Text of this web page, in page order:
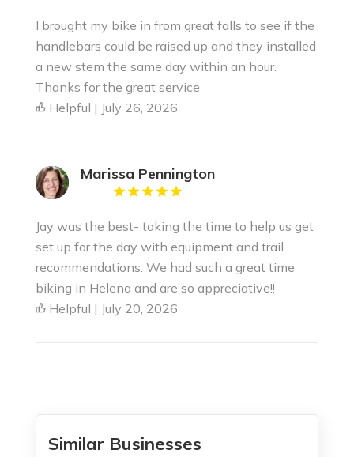
I brought my bike in from great falls to see if the
handlebars could be raised up and they installed
a new stem the same day within an hour.
Thanks for the great service
Helpful | July 26, 2026
Marissa Pennington
Jay was the best- taking the time to help us get
set up for the day with equipment and trail
recommendations. We had such a great time
biking in Helena and are so appreciative!!
Helpful | July 20, 2026
Similar Businesses